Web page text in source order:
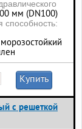
мм (DN100)
способность:
морозостойкий
Купить
с решеткой